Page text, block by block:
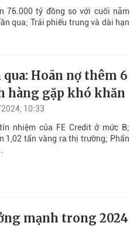
76.000 tỷ đồng so với cuối năm
qua; Trái phiếu trung và dài hạn
Hoãn nợ thêm 6
hàng gặp khó khăn
10:33
nhiệm của FE Credit ở mức B;
1,02 tấn vàng ra thị trường; Phấn
mạnh trong 2024